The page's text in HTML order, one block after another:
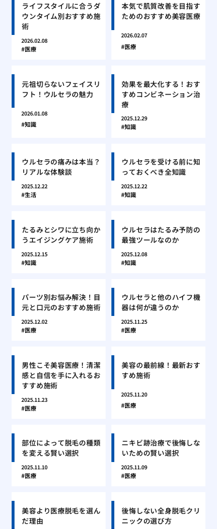
ライフスタイルに合うダ
ウンタイム別おすすめ施
術
2026.02.08
医療
本気で肌質改善を目指す
ためのおすすめ美容医療
2026.02.07
医療
元祖切らないフェイスリ
フト！ウルセラの魅力
2026.01.08
知識
効果を最大化する！おす
すめコンビネーション治
療
2025.12.29
知識
ウルセラの痛みは本当？
リアルな体験談
2025.12.22
生活
ウルセラを受ける前に知
っておくべき全知識
2025.12.22
知識
たるみとシワに立ち向か
うエイジングケア施術
2025.12.15
知識
ウルセラはたるみ予防の
最強ツールなのか
2025.12.08
知識
パーツ別お悩み解決！目
元と口元のおすすめ施術
2025.12.02
医療
ウルセラと他のハイフ機
器は何が違うのか
2025.11.25
医療
男性こそ美容医療！清潔
感と自信を手に入れるお
すすめ施術
2025.11.23
医療
美容の最前線！最新おす
すめ施術
2025.11.20
医療
部位によって脱毛の種類
を変える賢い選択
2025.11.10
医療
ニキビ跡治療で後悔しな
いための賢い選択
2025.11.09
医療
美容より医療脱毛を選ん
だ理由
後悔しない全身脱毛クリ
ニックの選び方